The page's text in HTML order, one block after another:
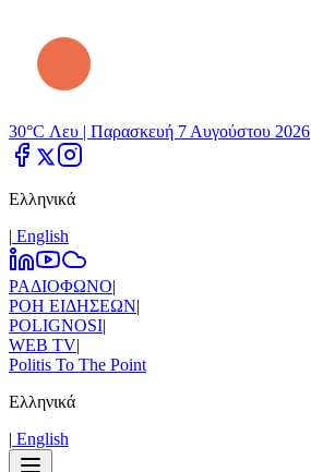
30°C Λευ | Παρασκευή 7 Αυγούστου 2026
Ελληνικά
| Εnglish
ΡΑΔΙΟΦΩΝΟ|
ΡΟΗ ΕΙΔΗΣΕΩΝ|
POLIGNOSI|
WEB TV|
Politis To The Point
Ελληνικά
| Εnglish